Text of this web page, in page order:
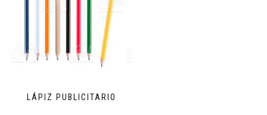
LÁPIZ PUBLICITARIO